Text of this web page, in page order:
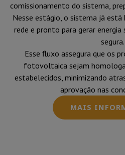
comissionamento do sistema,
Nesse estágio, o sistema já
rede e pronto para gerar
segura.
Esse fluxo assegura que os
fotovoltaica sejam
estabelecidos, minimizando
aprovação nas
MAIS